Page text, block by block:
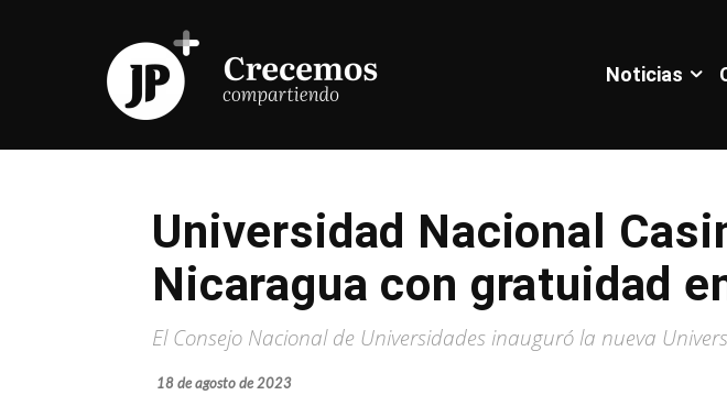
Noticias
Universidad Nacional
Nicaragua con gratuidad
El Consejo Nacional de Universidades inauguró la nueva
18 de agosto de 2023